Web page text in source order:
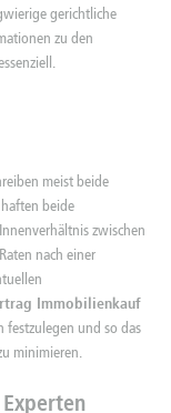
gerichtliche
zu den
meist beide
beide
zwischen
nach einer
Immobilienkauf
festzulegen und so das
minimieren.